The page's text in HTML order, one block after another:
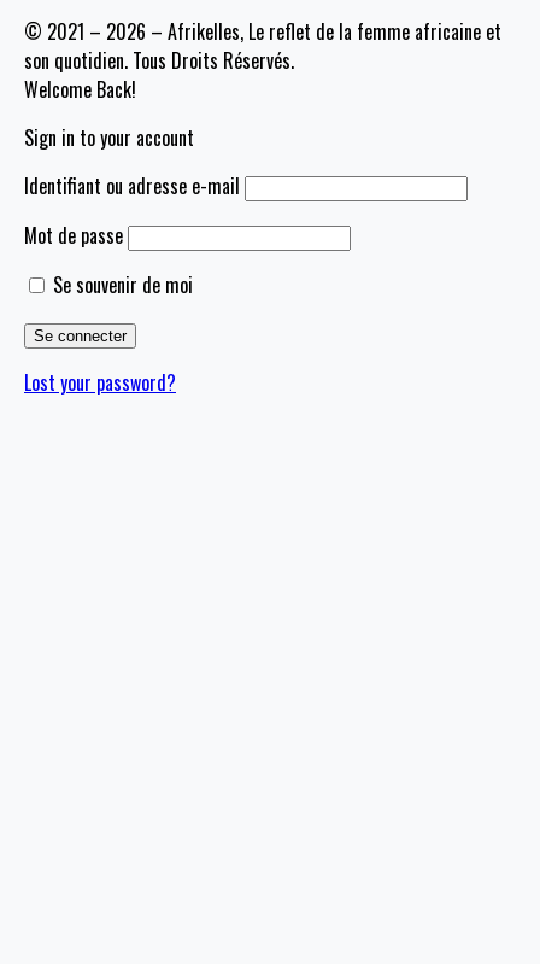
© 2021 – 2026 – Afrikelles, Le reflet de la femme africaine et
son quotidien. Tous Droits Réservés.
Welcome Back!
Sign in to your account
Identifiant ou adresse e-mail
Mot de passe
Se souvenir de moi
Lost your password?